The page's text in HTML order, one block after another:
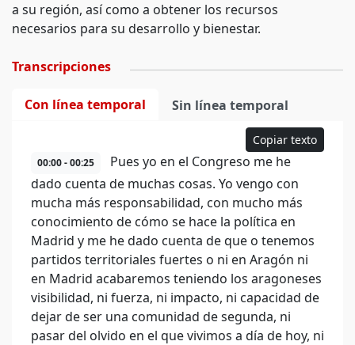
a su región, así como a obtener los recursos
necesarios para su desarrollo y bienestar.
Transcripciones
Con línea temporal Sin línea temporal
Copiar texto
00:00 - 00:25
Pues yo en el Congreso me he
dado cuenta de muchas cosas. Yo vengo con
mucha más responsabilidad, con mucho más
conocimiento de cómo se hace la política en
Madrid y me he dado cuenta de que o tenemos
partidos territoriales fuertes o ni en Aragón ni
en Madrid acabaremos teniendo los aragoneses
visibilidad, ni fuerza, ni impacto, ni capacidad de
dejar de ser una comunidad de segunda, ni
pasar del olvido en el que vivimos a día de hoy, ni